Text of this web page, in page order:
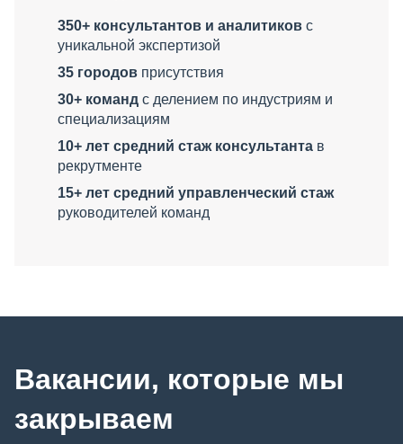
350+ консультантов и аналитиков с
уникальной экспертизой
35 городов присутствия
30+ команд с делением по индустриям и
специализациям
10+ лет средний стаж консультанта в
рекрутменте
15+ лет средний управленческий стаж
руководителей команд
Вакансии, которые мы
закрываем